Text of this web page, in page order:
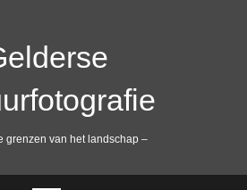
grenzen van het landschap –